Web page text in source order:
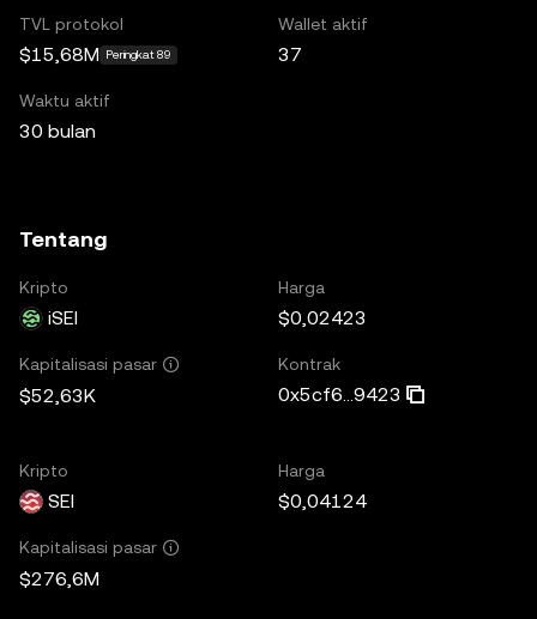
TVL protokol
$15,68M Peringkat 89
Wallet aktif
37
Waktu aktif
30 bulan
Tentang
Kripto
iSEI
Harga
$0,02423
Kapitalisasi pasar
$52,63K
Kontrak
0x5cf6...9423
Kripto
SEI
Harga
$0,04124
Kapitalisasi pasar
$276,6M